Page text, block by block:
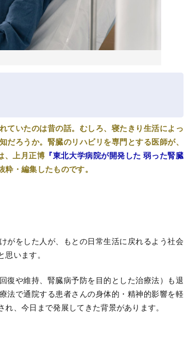
ていたのは昔の話。むしろ、寝たきり生活によっ
ろうか。腎臓のリハビリを専門とする医師が、
、上月正博 『東北大学病院が開発した 弱った腎臓
粋・編集したものです。
がをした人が、もとの日常生活に戻れるよう社会
います。
や維持、腎臓病予防を目的とした治療法）も退
法で通院する患者さんの身体的・精神的影響を軽
、今日まで発展してきた背景があります。